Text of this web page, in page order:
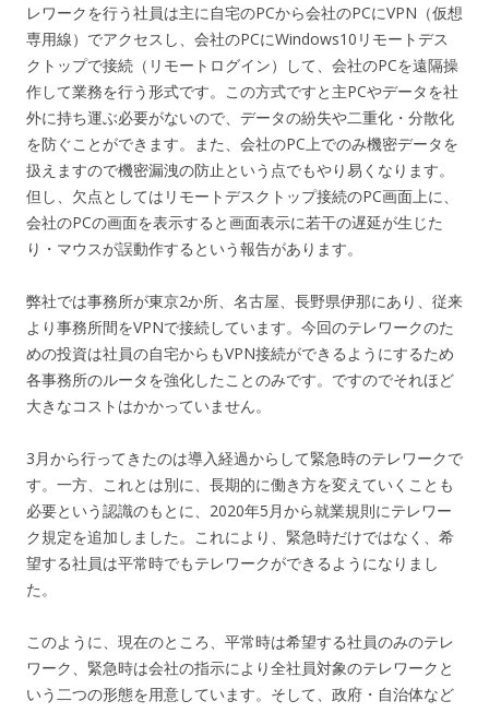
レワークを行う社員は主に自宅のPCから会社のPCにVPN（仮想
専用線）でアクセスし、会社のPCにWindows10リモートデス
クトップで接続（リモートログイン）して、会社のPCを遠隔操
作して業務を行う形式です。この方式ですと主PCやデータを社
外に持ち運ぶ必要がないので、データの紛失や二重化・分散化
を防ぐことができます。また、会社のPC上でのみ機密データを
扱えますので機密漏洩の防止という点でもやり易くなります。
但し、欠点としてはリモートデスクトップ接続のPC画面上に、
会社のPCの画面を表示すると画面表示に若干の遅延が生じた
り・マウスが誤動作するという報告があります。
弊社では事務所が東京2か所、名古屋、長野県伊那にあり、従来
より事務所間をVPNで接続しています。今回のテレワークのた
めの投資は社員の自宅からもVPN接続ができるようにするため
各事務所のルータを強化したことのみです。ですのでそれほど
大きなコストはかかっていません。
3月から行ってきたのは導入経過からして緊急時のテレワークで
す。一方、これとは別に、長期的に働き方を変えていくことも
必要という認識のもとに、2020年5月から就業規則にテレワー
ク規定を追加しました。これにより、緊急時だけではなく、希
望する社員は平常時でもテレワークができるようになりまし
た。
このように、現在のところ、平常時は希望する社員のみのテレ
ワーク、緊急時は会社の指示により全社員対象のテレワークと
いう二つの形態を用意しています。そして、政府・自治体など